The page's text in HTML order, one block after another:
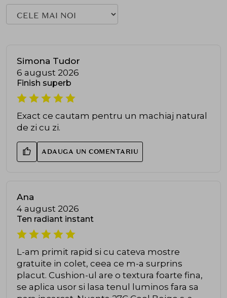
Simona Tudor
6 august 2026
Finish superb
Exact ce cautam pentru un machiaj natural
de zi cu zi.
ADAUGA UN COMENTARIU
Ana
4 august 2026
Ten radiant instant
L-am primit rapid si cu cateva mostre
gratuite in colet, ceea ce m-a surprins
placut. Cushion-ul are o textura foarte fina,
se aplica usor si lasa tenul luminos fara sa